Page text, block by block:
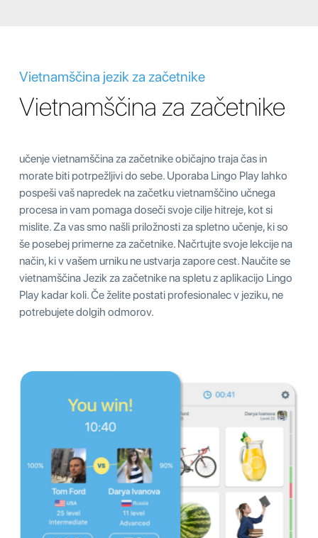
Vietnamščina jezik za začetnike
Vietnamščina za začetnike
učenje vietnamščina za začetnike običajno traja čas in
morate biti potrpežljivi do sebe. Uporaba Lingo Play lahko
pospeši vaš napredek na začetku vietnamščino učnega
procesa in vam pomaga doseči svoje cilje hitreje, kot si
mislite. Za vas smo našli priložnosti za spletno učenje, ki so
še posebej primerne za začetnike. Načrtujte svoje lekcije na
način, ki v vašem urniku ne ustvarja zapore cest. Naučite se
vietnamščina Jezik za začetnike na spletu z aplikacijo Lingo
Play kadar koli. Če želite postati profesionalec v jeziku, ne
potrebujete dolgih odmorov.